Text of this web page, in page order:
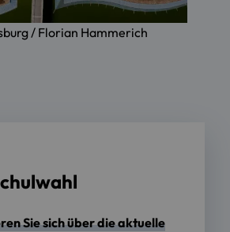
/ Florian Hammerich
Sie sich über die aktuelle